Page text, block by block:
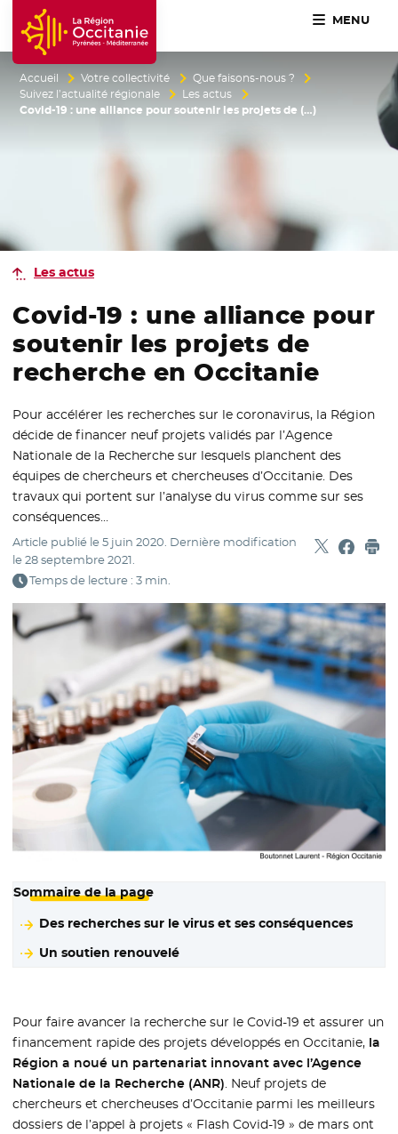
Accueil Région Occitanie / Pyrénées-Méditerranée
MENU
Accueil Votre collectivité
Que faisons-nous ?
Suivez l’actualité régionale
Les actus
Covid-19 : une alliance pour soutenir les projets de (…)
Les actus
Covid-19 : une alliance pour
soutenir les projets de
recherche en Occitanie
Pour accélérer les recherches sur le coronavirus, la Région
décide de financer neuf projets validés par l’Agence
Nationale de la Recherche sur lesquels planchent des
équipes de chercheurs et chercheuses d’Occitanie. Des
travaux qui portent sur l’analyse du virus comme sur ses
conséquences…
Article publié le5 juin 2020. Dernière modification
le28 septembre 2021.
Temps de lecture : 3 min.
Partager
- Nouvelle
-
Sommaire de la page
Des recherches sur le virus et ses conséquences
Un soutien renouvelé
Pour faire avancer la recherche sur le Covid-19 et assurer un
financement rapide des projets développés en Occitanie, la
Région a noué un partenariat innovant avec l’Agence
Nationale de la Recherche (ANR). Neuf projets de
chercheurs et chercheuses d’Occitanie parmi les meilleurs
dossiers de l’appel à projets « Flash Covid-19 » de mars ont